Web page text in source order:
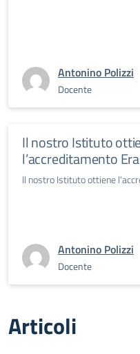
Antonino Polizzi
Docente
Il nostro Istituto
l’accreditamento
Il nostro Istituto ottiene
Antonino Polizzi
Docente
Articoli